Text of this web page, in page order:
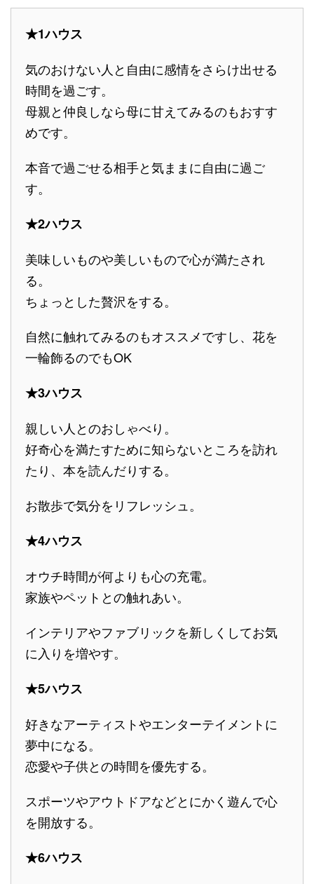
★1ハウス
気のおけない人と自由に感情をさらけ出せる
時間を過ごす。
母親と仲良しなら母に甘えてみるのもおすす
めです。
本音で過ごせる相手と気ままに自由に過ご
す。
★2ハウス
美味しいものや美しいもので心が満たされ
る。
ちょっとした贅沢をする。
自然に触れてみるのもオススメですし、花を
一輪飾るのでもOK
★3ハウス
親しい人とのおしゃべり。
好奇心を満たすために知らないところを訪れ
たり、本を読んだりする。
お散歩で気分をリフレッシュ。
★4ハウス
オウチ時間が何よりも心の充電。
家族やペットとの触れあい。
インテリアやファブリックを新しくしてお気
に入りを増やす。
★5ハウス
好きなアーティストやエンターテイメントに
夢中になる。
恋愛や子供との時間を優先する。
スポーツやアウトドアなどとにかく遊んで心
を開放する。
★6ハウス